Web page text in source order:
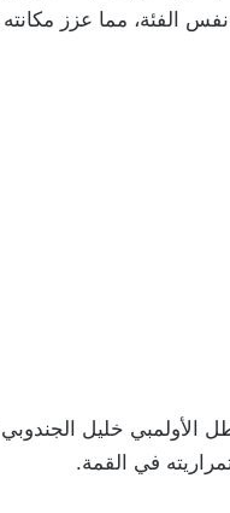
الفئة، مما عزز مكانته
الأولمبي خليل الجندوبي